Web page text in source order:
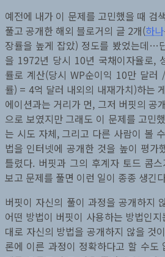
예전에 내가 이 문제를 고민했을 때 검
풀고 공개한 해외 블로거의 글 2개(하나
장률을 높게 잡았) 정도를 봤었는데…
을 1972년 당시 10년 국채이자율로,
률로 계산(당시 WP순이익 10만 달러
률) = 4억 달러 내외의 내재가치)하는
에이션과는 거리가 먼, 그저 버핏의 공
으로 보였지만 그래도 이 문제를 고민
는 시도 자체, 그리고 다른 사람이 볼
법을 인터넷에 공개한 것을 높이 평가
틀렸다. 버핏과 그의 후계자 토드 콤
보고 문제를 풀면 이런 일이 종종 생긴
버핏이 자신의 풀이 과정을 공개하지
어떤 방법이 버핏이 사용하는 방법인
대로 자신의 방법을 공개하지 않을 것
론에 이른 과정이 정확하다고 할 수도